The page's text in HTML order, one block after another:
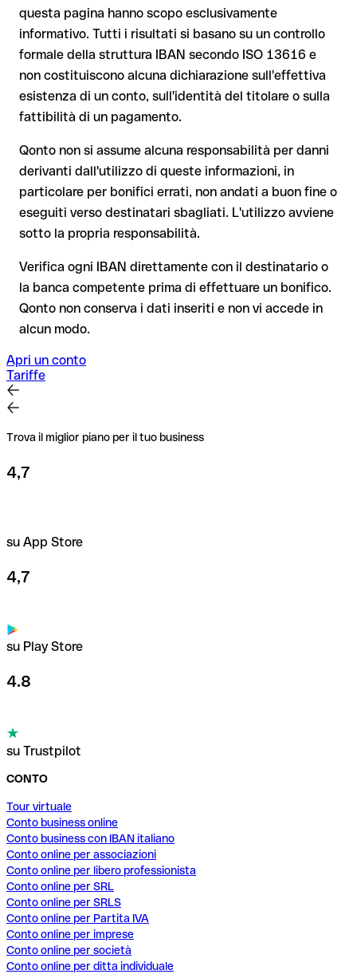
Dal 9 ottobre 2025, prima della conferma del pagamento, la
tua banca verifica la corrispondenza tra l'IBAN e il nome del
beneficiarioe te lo comunica. Questo controllo non blocca il
pagamento, la decisione finale resta tua, e non si applica ai
Consiglio
: chiedi al destinatario di confermare l'IBAN per
importi elevati. L'esistenza di un conto può essere verificata
esclusivamente da Spar Nord Bank stessa o tramite un
Il tuo istituto avvia su richiesta una procedura di richiamo
Il rimborso non è però garantito, soprattutto se il
destinatario ha già prelevato il denaro
Per i bonifici internazionali fuori dall'area SEPA, il recupero è
molto più complesso e comporta commissioni aggiuntive
bonifici SEPA in euro, prima della conferma del pagamento la
tua banca verifica la corrispondenza tra l'IBAN e il nome del
beneficiario. Se i dati non coincidono, ricevi un avviso che ti
consente di individuare l'errore prima di procedere. Questo
controllo non blocca il pagamento, la decisione finale resta
Consiglio: verifica ogni IBAN prima di un bonifico con il nostro
per importi elevati o nuovi rapporti commerciali.
questa pagina hanno scopo esclusivamente
informativo. Tutti i risultati si basano su un controllo
formale della struttura IBAN secondo ISO 13616 e
non costituiscono alcuna dichiarazione sull'effettiva
esistenza di un conto, sull'identità del titolare o sulla
fattibilità di un pagamento.
Qonto non si assume alcuna responsabilità per danni
derivanti dall'utilizzo di queste informazioni, in
particolare per bonifici errati, non andati a buon fine o
eseguiti verso destinatari sbagliati. L'utilizzo avviene
sotto la propria responsabilità.
Verifica ogni IBAN direttamente con il destinatario o
la banca competente prima di effettuare un bonifico.
Qonto non conserva i dati inseriti e non vi accede in
alcun modo.
Apri un conto
Tariffe
Trova il miglior piano per il tuo business
4,7
su App Store
4,7
su Play Store
4.8
su Trustpilot
CONTO
Tour virtuale
Conto business online
Conto business con IBAN italiano
Conto online per associazioni
Conto online per libero professionista
Conto online per SRL
Conto online per SRLS
Conto online per Partita IVA
Conto online per imprese
Conto online per società
Conto online per ditta individuale